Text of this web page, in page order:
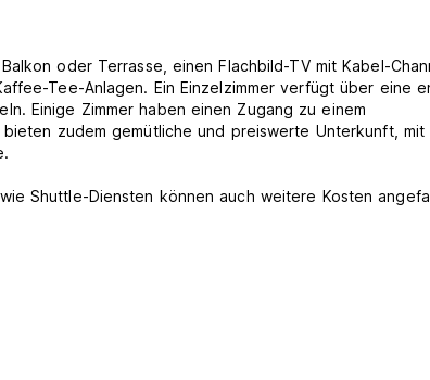
oder Terrasse, einen Flachbild-TV mit Kabel-
Tee-Anlagen. Ein Einzelzimmer verfügt über eine
Einige Zimmer haben einen Zugang zu einem
zudem gemütliche und preiswerte Unterkunft, mit
Shuttle-Diensten können auch weitere Kosten